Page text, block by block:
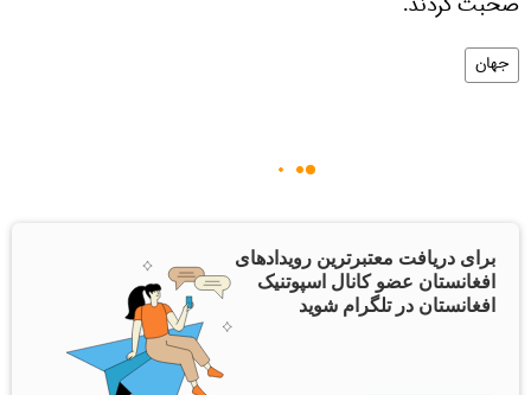
صحبت کردند.
جهان
برای دریافت معتبرترین رویدادهای
افغانستان عضو کانال اسپوتنیک
افغانستان در تلگرام شوید